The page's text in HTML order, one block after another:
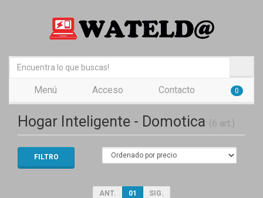
Menú Acceso Contacto 0
Hogar Inteligente - Domotica (6 art.)
FILTRO
ANT. 01 SIG.